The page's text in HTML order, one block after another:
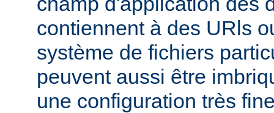
contiennent à des URls
système de fichiers
peuvent aussi être
une configuration très